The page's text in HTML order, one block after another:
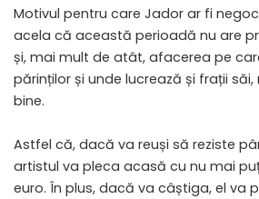
Motivul pentru care Jador ar fi
acela că această perioadă nu are
și, mai mult de atât, afacerea pe
părinților și unde lucrează și frații
bine.
Astfel că, dacă va reuși să reziste
artistul va pleca acasă cu nu mai
euro. În plus, dacă va câștiga, el va